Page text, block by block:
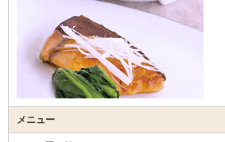
メニュー